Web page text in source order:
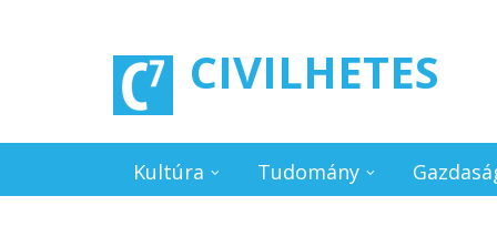
CIVILHETES
Kultúra Tudomány